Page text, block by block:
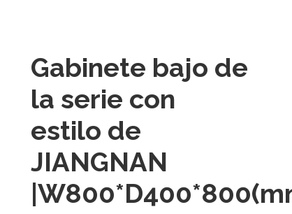
Gabinete bajo de
la serie con
estilo de
JIANGNAN